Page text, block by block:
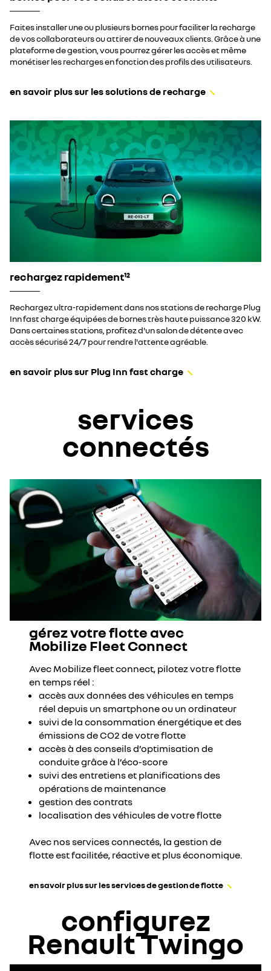
Faites installer une ou plusieurs bornes pour faciliter la recharge
de vos collaborateurs ou attirer de nouveaux clients. Grâce à une
plateforme de gestion, vous pourrez gérer les accès et même
monétiser les recharges en fonction des profils des utilisateurs.​
en savoir plus sur les solutions de recharge​
rechargez rapidement​¹²
Rechargez ultra-rapidement dans nos stations de recharge Plug
Inn fast charge équipées de bornes très haute puissance 320 kW.
Dans certaines stations, profitez d'un salon de détente avec
accès sécurisé 24/7 pour rendre l'attente agréable.​
en savoir plus sur Plug Inn fast charge
services
connectés
gérez votre flotte avec
Mobilize Fleet Connect
Avec Mobilize fleet connect, pilotez votre flotte
en temps réel :
accès aux données des véhicules en temps
réel depuis un smartphone ou un ordinateur
suivi de la consommation énergétique et des
émissions de CO2 de votre flotte
accès à des conseils d’optimisation de
conduite grâce à l’éco-score
suivi des entretiens et planifications des
opérations de maintenance
gestion des contrats
localisation des véhicules de votre flotte
Avec nos services connectés, la gestion de
flotte est facilitée, réactive et plus économique.
en savoir plus sur les services de gestion de flotte
configurez
Renault Twingo